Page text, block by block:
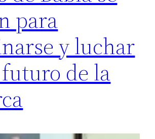
para
y luchar
de la